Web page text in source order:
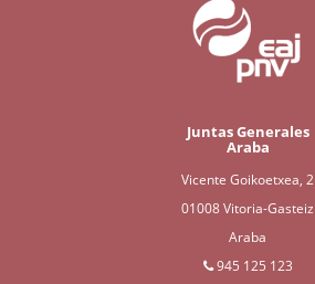
Juntas Generales
Araba
Vicente Goikoetxea, 2
01008 Vitoria-Gasteiz
Araba
945 125 123